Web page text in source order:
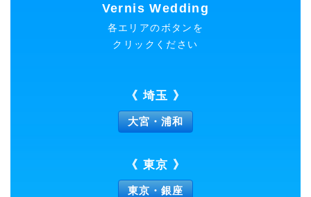
Vernis Wedding
各エリアのボタンを
クリックください
《 埼玉 》
大宮・浦和
《 東京 》
東京・銀座